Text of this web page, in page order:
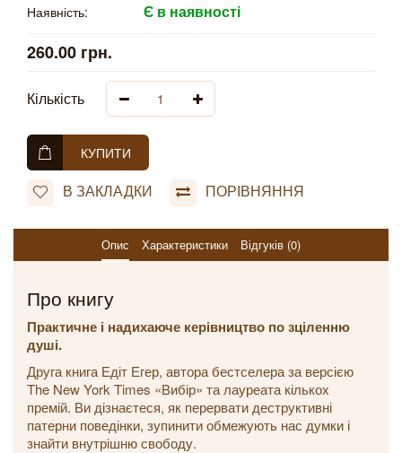
Наявність:
Є в наявності
260.00 грн.
Кількість
КУПИТИ
В ЗАКЛАДКИ ПОРІВНЯННЯ
Опис Характеристики Відгуків (0)
Про книгу
Практичне і надихаюче керівництво по зціленню
душі.
Друга книга Едіт Егер, автора бестселера за версією
The New York Times «Вибір» та лауреата кількох
премій. Ви дізнаєтеся, як перервати деструктивні
патерни поведінки, зупинити обмежують нас думки і
знайти внутрішню свободу.